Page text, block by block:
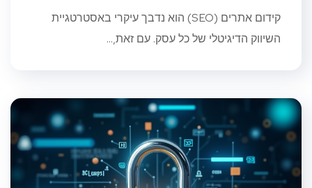
קידום אתרים (SEO) הוא נדבך עיקרי באסטרטגיית
השיווק הדיגיטלי של כל עסק. עם זאת,...